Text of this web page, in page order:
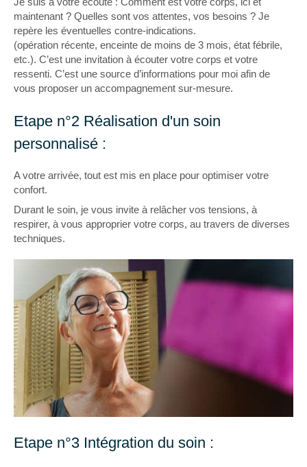
maintenant ? Quelles sont vos attentes, vos besoins ? Je
repère les éventuelles contre-indications.
(opération récente, enceinte de moins de 3 mois, état fébrile,
etc.). C’est une invitation à écouter votre corps et votre
ressenti. C’est une source d’informations pour moi afin de
vous proposer un accompagnement sur-mesure.
Etape n°2 Réalisation d'un soin
personnalisé :
A votre arrivée, tout est mis en place pour optimiser votre
confort.
Durant le soin, je vous invite à relâcher vos tensions, à
respirer, à vous approprier votre corps, au travers de diverses
techniques.
Etape n°3 Intégration du soin :